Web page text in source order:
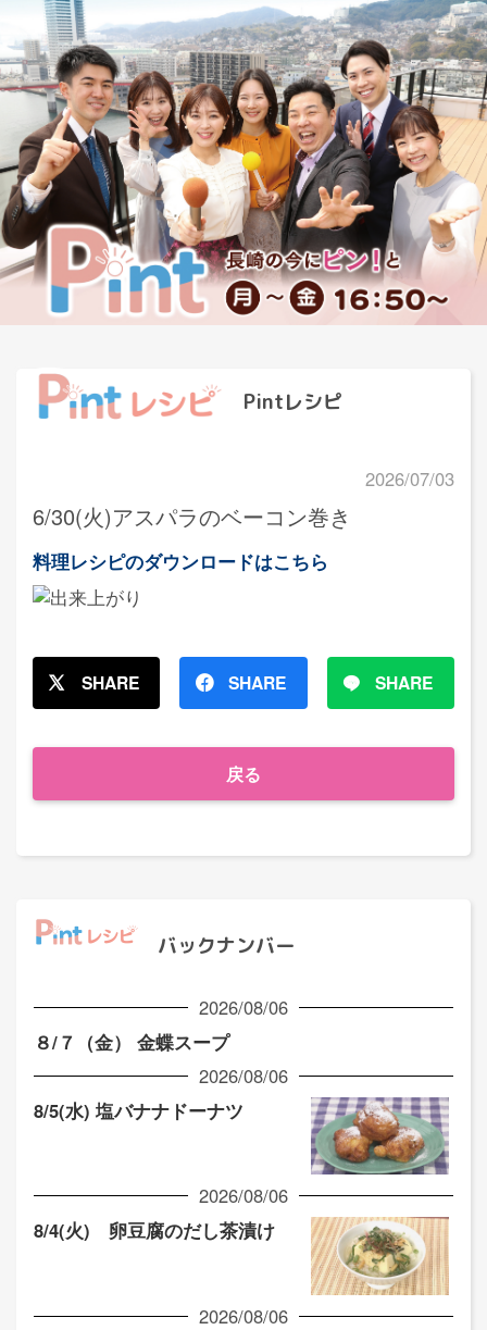
Pintレシピ
2026/07/03
6/30(火)アスパラのベーコン巻き
料理レシピのダウンロードはこちら
SHARE SHARE SHARE
戻る
バックナンバー
2026/08/06
８/７（金） 金蝶スープ
2026/08/06
8/5(水) 塩バナナドーナツ
2026/08/06
8/4(火) 卵豆腐のだし茶漬け
2026/08/06